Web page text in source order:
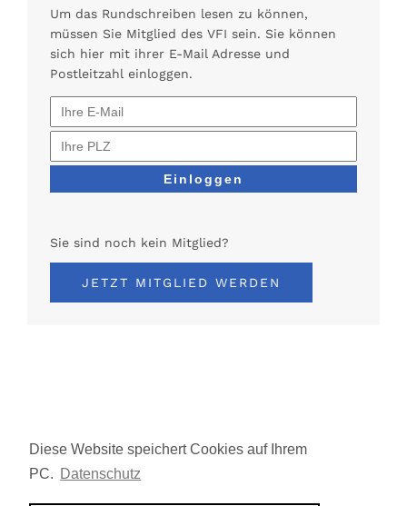
Diese Website speichert Cookies auf Ihrem
PC. Datenschutz
Um das Rundschreiben lesen zu können,
müssen Sie Mitglied des VFI sein. Sie können
sich hier mit ihrer E-Mail Adresse und
Postleitzahl einloggen.
Sie sind noch kein Mitglied?
JETZT MITGLIED WERDEN